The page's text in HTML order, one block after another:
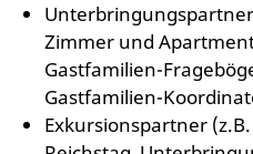
Zimmer und
Gastfamilien-
Gastfamilien-
Exkursionspartner